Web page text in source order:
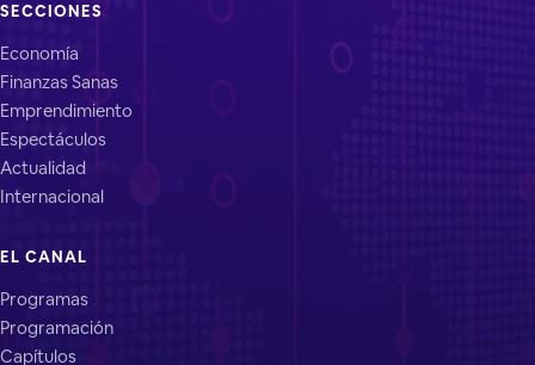
SECCIONES
Economía
Finanzas Sanas
Emprendimiento
Espectáculos
Actualidad
Internacional
EL CANAL
Programas
Programación
Capítulos